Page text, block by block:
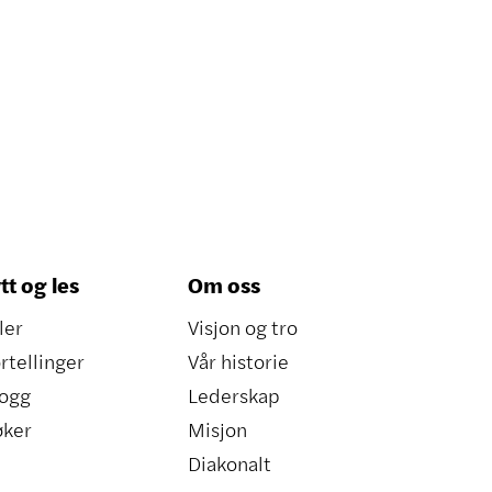
og les Om oss
Visjon og tro
Vår historie
Lederskap
Misjon
Diakonalt